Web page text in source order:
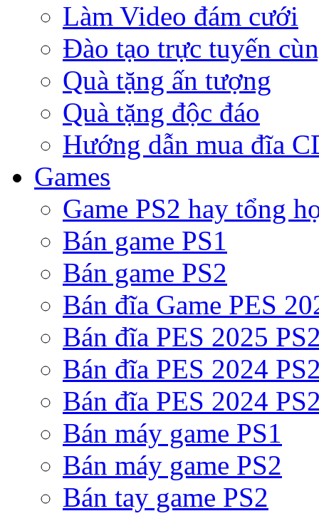
Làm Video đám cưới
Đào tạo trực tuyến
Quà tặng ấn tượng
Quà tặng độc đáo
Hướng dẫn mua đĩa
Games
Game PS2 hay tổng
Bán game PS1
Bán game PS2
Bán đĩa Game PES
Bán đĩa PES 2025
Bán đĩa PES 2024
Bán đĩa PES 2024
Bán máy game PS1
Bán máy game PS2
Bán tay game PS2